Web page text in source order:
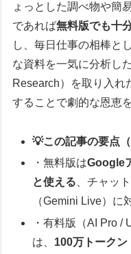
ょっとした調べ物や簡
であれば無料版でも十
し、毎日仕事の相棒と
な資料を一気に分析し
Research）を取り入れ
することで劇的な恩恵
💡この記事の要点（
・無料版はGoogle
と使える、チャッ
（Gemini Live）に
・有料版（AI Pro /
は、 100万トーク